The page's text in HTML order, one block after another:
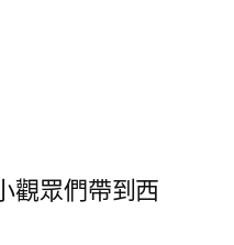
觀眾們帶到西